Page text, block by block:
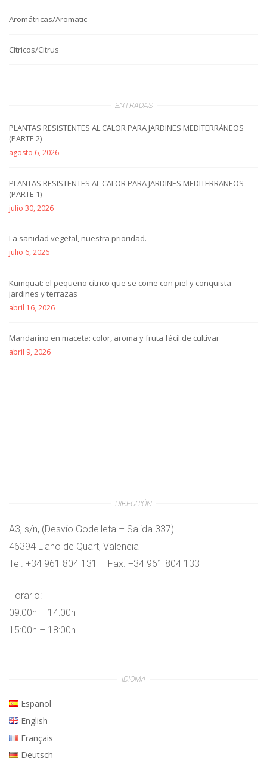
Aromátricas/Aromatic
Cítricos/Citrus
ENTRADAS
PLANTAS RESISTENTES AL CALOR PARA JARDINES MEDITERRÁNEOS
(PARTE 2)
agosto 6, 2026
PLANTAS RESISTENTES AL CALOR PARA JARDINES MEDITERRANEOS
(PARTE 1)
julio 30, 2026
La sanidad vegetal, nuestra prioridad.
julio 6, 2026
Kumquat: el pequeño cítrico que se come con piel y conquista
jardines y terrazas
abril 16, 2026
Mandarino en maceta: color, aroma y fruta fácil de cultivar
abril 9, 2026
DIRECCIÓN
A3, s/n, (Desvío Godelleta – Salida 337)
46394 Llano de Quart, Valencia
Tel. +34 961 804 131 – Fax. +34 961 804 133
Horario:
09:00h – 14:00h
15:00h – 18:00h
IDIOMA
Español
English
Français
Deutsch